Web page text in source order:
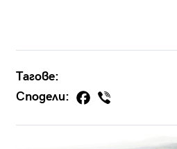
Тагове:
Сподели: